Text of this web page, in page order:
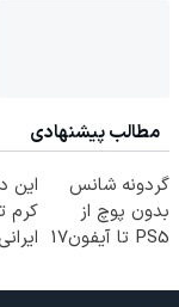
مطالب پیشنهادی
گردونه شانس
بدون پوچ از
PS5 تا آیفون17
این
کرم